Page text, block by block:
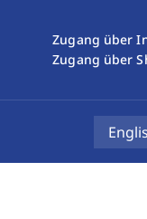
Zugang über
Zugang über